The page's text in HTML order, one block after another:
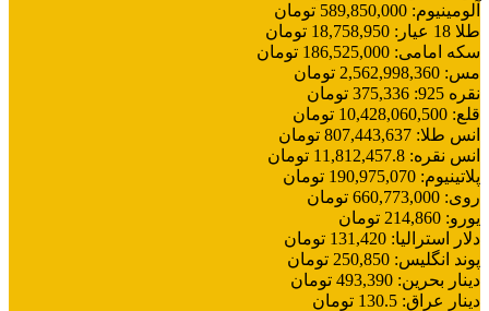
آلومینیوم:
589,850,000 تومان
طلا 18 عیار
:
18,758,950 تومان
سکه امامی:
186,525,000 تومان
مس:
2,562,998,360 تومان
نقره 925
:
375,336 تومان
قلع:
10,428,060,500 تومان
انس طلا:
807,443,637 تومان
انس نقره:
11,812,457.8 تومان
پلاتینیوم:
190,975,070 تومان
روی:
660,773,000 تومان
یورو:
214,860 تومان
دلار استرالیا:
131,420 تومان
پوند انگلیس:
250,850 تومان
دینار بحرین:
493,390 تومان
دینار عراق:
130.5 تومان